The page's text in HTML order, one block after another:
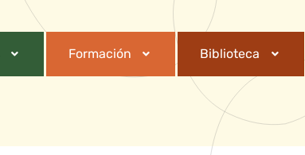
Formación Biblioteca